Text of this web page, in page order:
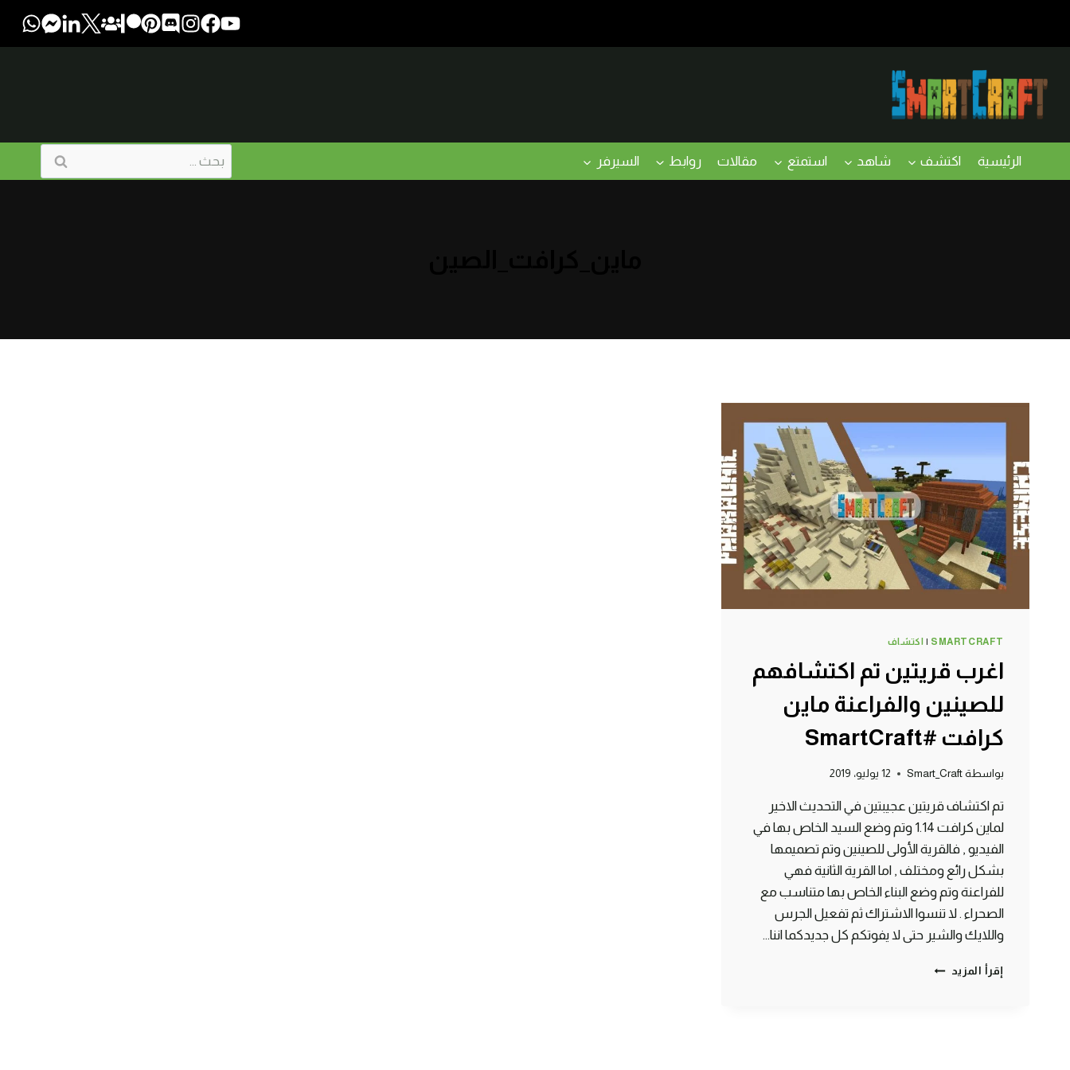
الرئيسية اكتشف شاهد استمتع مقالات روابط السيرفر
البحث
عن:
SMARTCRAFT
| اكتشاف
اغرب قريتين تم اكتشافهم
للصينين والفراعنة ماين
كرافت #SmartCraft
بواسطة Smart_Craft 12 يوليو، 2019
تم اكتشاف قريتين عجيبتين في التحديث الاخير
لماين كرافت 1.14 وتم وضع السيد الخاص بها في
الفيديو , فالقرية الأولى للصينين وتم تصميمها
بشكل رائع ومختلف , اما القرية الثانية فهي
للفراعنة وتم وضع البناء الخاص بها متناسب مع
الصحراء . لا تنسوا الاشتراك ثم تفعيل الجرس
واللايك والشير حتى لا يفوتكم كل جديدكما اننا…
إقرأ المزيد اغرب